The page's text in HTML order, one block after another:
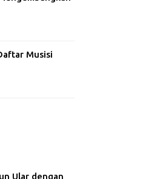
Musisi
Ular dengan